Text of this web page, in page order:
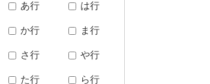
あ行
か行
さ行
た行
は行
ま行
や行
ら行